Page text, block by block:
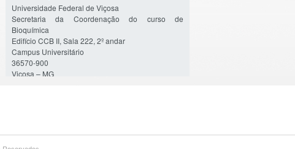
Universidade Federal de Viçosa
Secretaria da Coordenação do curso de
Bioquímica
Edifício CCB II, Sala 222, 2º andar
Campus Universitário
36570-900
Viçosa – MG